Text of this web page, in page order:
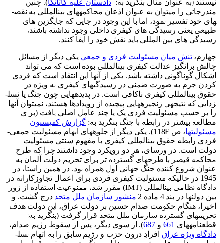
نیستند (به عنوان مثال بنگرید به: دادستان علیه کاتانگا). چنین
مندرجاتی را می­توان به عنوان اذعان محاکمه­های بین­المللی به نقص­
های خود تفسیر نمود، اما با این وجود در جایی که جایگزین های
طبیعی یعنی رسیدگی های کیفری داخلی وجود نداشته باشند،
رسیدگی های بین المللی باید نقش خود را ایفا کنند.
چهارم، تنش میان مسئولیت فردی و جمعی یکی دیگر از مسائل
چالش برانگیز عدالت کیفری بین­المللی بوده است که می تواند
اشکال گوناگونی داشته باشد. یکی از آنها این انتقاد است که فردی
کردن جرم به صورت ضمنی در رسیدگی­های کیفری به ویژه در
حقوق بین­المللی کیفری ناکافی است. در پدیده­هایی چون جنگ یا نسل­
زدایی که نتیجه­ی زنجیره­هایی پیچیده از رویدادها هستند، نمی­توان آنها
را بر حسب مسئولیت فردی یک یا چند عامل اصلی یافت (برای
مطالعه بیشتر در رابطه با جنگ بنگرید به: گزارش کمیسیون
مسئولیت­ها
، ص 118F). یکی دیگر از جلوه­های ابهام مسئولیت جمعی-
فردی رابطه حقوق بین­المللی کیفری با مفهوم سنتی مسئولیت
دولت است. در ورسای، هر دو رویکرد وجود داشتند چرا که طرح
محاکمه قیصر با طرح­های گسترده تر برای تحریم دولت آلمان به
عنوان شروع کننده جنگ جهانی اول همراه بود. در همین راستا، در
1945 در حالیکه مسئولیت کیفری فردی برای اعمال تجاوزکارانه در
دادگاه نظامی بین­المللی (IMT) مقرر شد، ممنوعیت استفاده از زور
بین دولتها در بند 4 ماده 2
منشور سازمان ملل متحد درج گشت. و
اخیرا، هنگام حکومت صدام حسین بر دولت عراق، این دولت هدف
تحریم­های گسترده سازمان ملل متحد قرار گرفت (بنگرید به:
قطعنامه­های 661 و 687). از سوی دیگر، پس از سقوط رژیم صدام،
دادگاه ویژه عراقافرادِ درون حزب و رژیم سابق را به اتهام نسل­